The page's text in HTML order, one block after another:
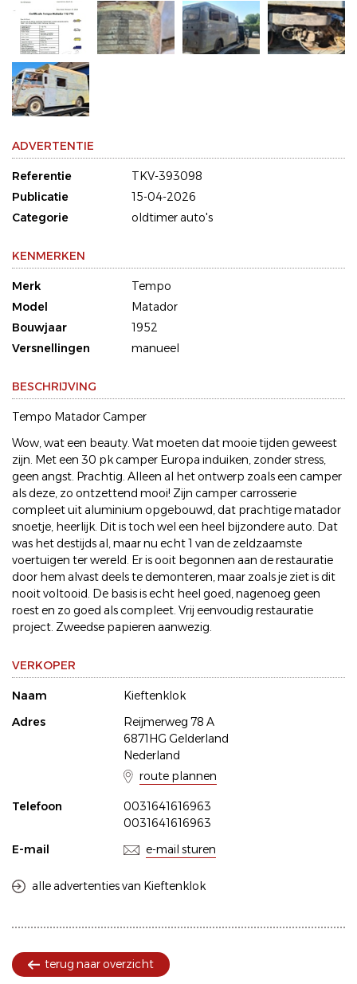
ADVERTENTIE
Referentie
TKV-393098
Publicatie
15-04-2026
Categorie
oldtimer auto's
KENMERKEN
Merk
Tempo
Model
Matador
Bouwjaar
1952
Versnellingen
manueel
BESCHRIJVING
Tempo Matador Camper
Wow, wat een beauty. Wat moeten dat mooie tijden geweest
zijn. Met een 30 pk camper Europa induiken, zonder stress,
geen angst. Prachtig. Alleen al het ontwerp zoals een camper
als deze, zo ontzettend mooi! Zijn camper carrosserie
compleet uit aluminium opgebouwd, dat prachtige matador
snoetje, heerlijk. Dit is toch wel een heel bijzondere auto. Dat
was het destijds al, maar nu echt 1 van de zeldzaamste
voertuigen ter wereld. Er is ooit begonnen aan de restauratie
door hem alvast deels te demonteren, maar zoals je ziet is dit
nooit voltooid. De basis is echt heel goed, nagenoeg geen
roest en zo goed als compleet. Vrij eenvoudig restauratie
project. Zweedse papieren aanwezig.
VERKOPER
Naam
Kieftenklok
Adres
Reijmerweg 78 A
6871HG Gelderland
Nederland
route plannen
Telefoon
0031641616963
0031641616963
E-mail
e-mail sturen
alle advertenties van Kieftenklok
terug naar overzicht